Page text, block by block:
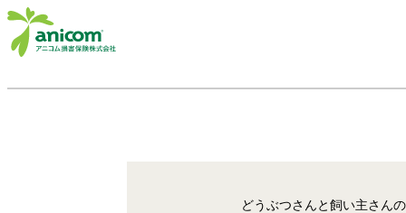
どうぶつさんと飼い主さん